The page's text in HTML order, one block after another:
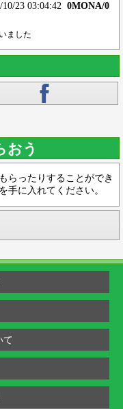
10/23 03:04:42 0MONA/0
ました
おう
らったりすることができ
手に入れてください。
て